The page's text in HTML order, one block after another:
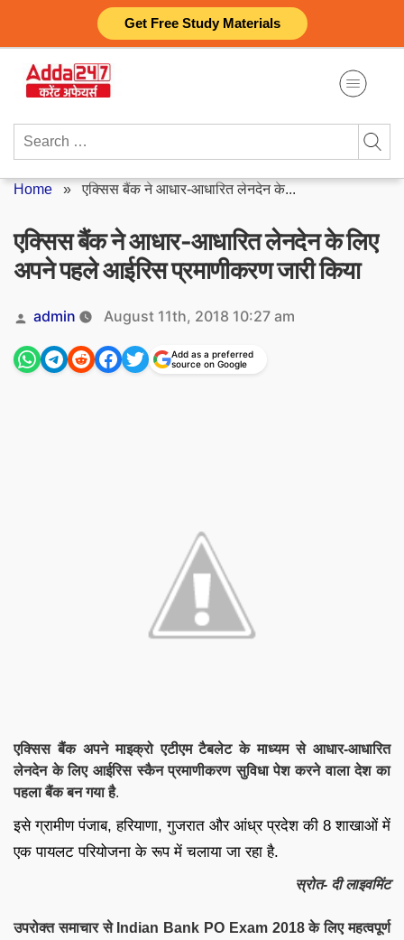
Get Free Study Materials
content
Search
Home »एक्सिस बैंक ने आधार-आधारित लेनदेन के...
एक्सिस बैंक ने आधार-आधारित लेनदेन के लिए
अपने पहले आईरिस प्रमाणीकरण जारी किया
Posted
by
admin August 11th, 2018 10:27 am
Add as a preferred
source on Google
एक्सिस बैंक अपने माइक्रो एटीएम टैबलेट के माध्यम से आधार-आधारित
लेनदेन के लिए आईरिस स्कैन प्रमाणीकरण सुविधा पेश करने वाला देश का
पहला बैंक बन गया है.
इसे ग्रामीण पंजाब, हरियाणा, गुजरात और आंध्र प्रदेश की 8 शाखाओं में
एक पायलट परियोजना के रूप में चलाया जा रहा है.
स्रोत- दी लाइवमिंट
उपरोक्त समाचार से Indian Bank PO Exam 2018 के लिए महत्वपूर्ण